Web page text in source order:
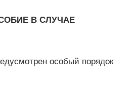
В СЛУЧАЕ
особый порядок